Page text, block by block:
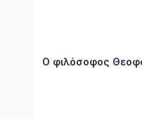
Ο φιλόσοφος